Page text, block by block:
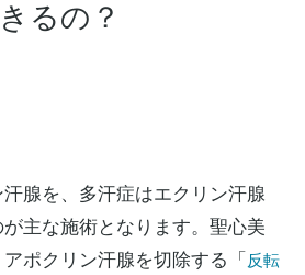
るの？
腺を、多汗症はエクリン汗腺
主な施術となります。聖心美
ポクリン汗腺を切除する「 反転